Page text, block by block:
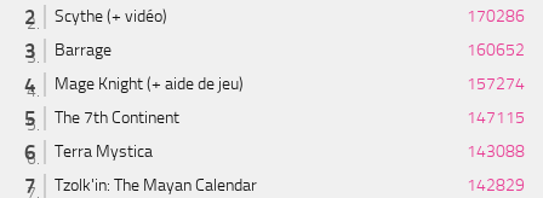
Scythe (+ vidéo)
170286
Barrage
160652
Mage Knight (+ aide de jeu)
157274
The 7th Continent
147115
Terra Mystica
143088
Tzolk'in: The Mayan Calendar
142829